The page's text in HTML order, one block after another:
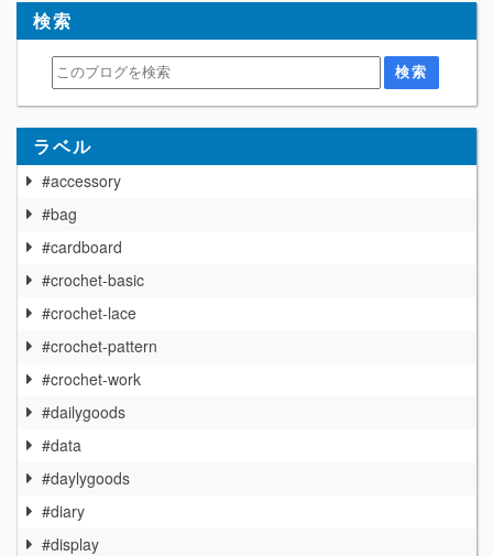
検索
ラベル
#accessory
#bag
#cardboard
#crochet-basic
#crochet-lace
#crochet-pattern
#crochet-work
#dailygoods
#data
#daylygoods
#diary
#display